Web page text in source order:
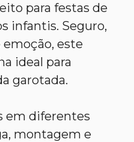
para festas de
infantis. Seguro,
este
ideal para
garotada.
em diferentes
montagem e